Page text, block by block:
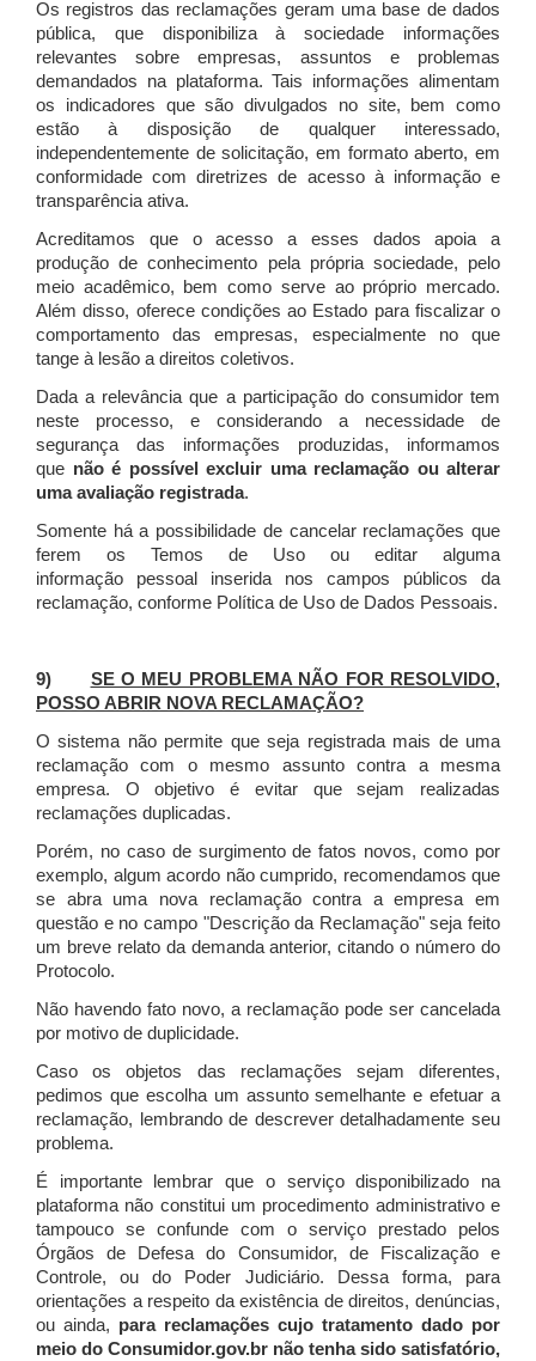
Os registros das reclamações geram uma base de dados
pública, que disponibiliza à sociedade informações
relevantes sobre empresas, assuntos e problemas
demandados na plataforma. Tais informações alimentam
os indicadores que são divulgados no site, bem como
estão à disposição de qualquer interessado,
independentemente de solicitação, em formato aberto, em
conformidade com diretrizes de acesso à informação e
transparência ativa.
Acreditamos que o acesso a esses dados apoia a
produção de conhecimento pela própria sociedade, pelo
meio acadêmico, bem como serve ao próprio mercado.
Além disso, oferece condições ao Estado para fiscalizar o
comportamento das empresas, especialmente no que
tange à lesão a direitos coletivos.
Dada a relevância que a participação do consumidor tem
neste processo, e considerando a necessidade de
segurança das informações produzidas, informamos
que não é possível excluir uma reclamação ou alterar
uma avaliação registrada.
Somente há a possibilidade de cancelar reclamações que
ferem os Temos de Uso ou editar alguma
informação pessoal inserida nos campos públicos da
reclamação, conforme Política de Uso de Dados Pessoais.
9) SE O MEU PROBLEMA NÃO FOR RESOLVIDO,
POSSO ABRIR NOVA RECLAMAÇÃO?
O sistema não permite que seja registrada mais de uma
reclamação com o mesmo assunto contra a mesma
empresa. O objetivo é evitar que sejam realizadas
reclamações duplicadas.
Porém, no caso de surgimento de fatos novos, como por
exemplo, algum acordo não cumprido, recomendamos que
se abra uma nova reclamação contra a empresa em
questão e no campo "Descrição da Reclamação" seja feito
um breve relato da demanda anterior, citando o número do
Protocolo.
Não havendo fato novo, a reclamação pode ser cancelada
por motivo de duplicidade.
Caso os objetos das reclamações sejam diferentes,
pedimos que escolha um assunto semelhante e efetuar a
reclamação, lembrando de descrever detalhadamente seu
problema.
É importante lembrar que o serviço disponibilizado na
plataforma não constitui um procedimento administrativo e
tampouco se confunde com o serviço prestado pelos
Órgãos de Defesa do Consumidor, de Fiscalização e
Controle, ou do Poder Judiciário. Dessa forma, para
orientações a respeito da existência de direitos, denúncias,
ou ainda, para reclamações cujo tratamento dado por
meio do Consumidor.gov.br não tenha sido satisfatório,